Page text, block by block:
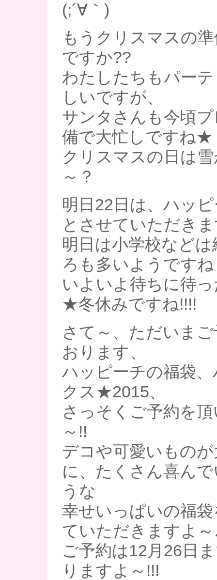
(;´∀｀)
もうクリスマスの
ですか??
わたしたちもパー
しいですが、
サンタさんも今頃
備で大忙しですね★
クリスマスの日は
～？
明日22日は、ハッ
とさせていただき
明日は小学校など
ろも多いようです
いよいよ待ちに待
★冬休みですね!!!!
さて～、ただいま
おります、
ハッピーチの福袋
クス★2015、
さっそくご予約を
～!!
デコや可愛いもの
に、たくさん喜ん
うな
幸せいっぱいの福
ていただきますよ～
ご予約は12月26日
りますよ～!!!